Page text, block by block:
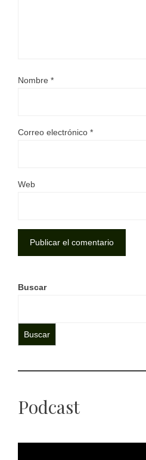
Nombre *
Correo electrónico *
Web
Buscar
Buscar
Podcast